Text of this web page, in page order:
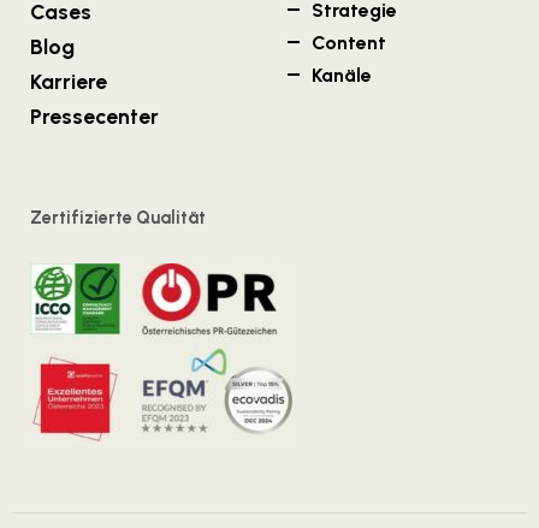
Cases
Blog
Karriere
Pressecenter
Strategie
Content
Kanäle
Zertifizierte Qualität